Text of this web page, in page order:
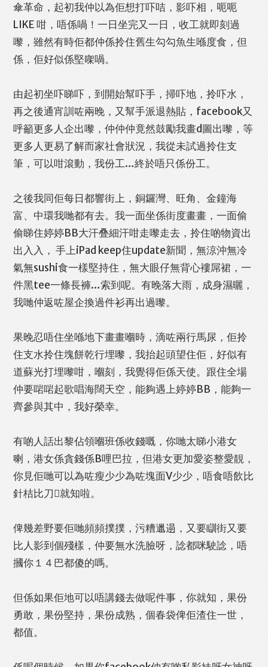
WhatsApp Email Print
傘革命，起初我仲以為佢想打吓咭，影吓相，呃呃
LIKE 咁，唔係喎！一日坐完又一日，收工就即刻過
嚟，雖然有時佢都仲係拎住舊生勾勾魚生喺度食，但
係，佢好似係堅㗎喎。
由起初坐吓睇吓，到開始幫吓手，掃吓地，拎吓水，
再之後通宵訓咗兩晚，又幫手派退熱貼，facebook又
呼籲更多人企出嚟，仲仲仲竟然鼓勵我畫d圖出嚟，等
更多人更易了解而家社會狀況，我從未試過拎住支
筆，可以咁滾動，我份工…終於唔只係份工。
之後我同佢每日都響街上，銅鑼灣、旺角、金鐘海
富、中環我哋都有去。我一面坐係街度畫畫，一面偷
偷睇住婷婷BB大汗叠細汗咁走嚟走去，拎住啲物資出
出入入， 手上iPad keep住update新聞，無涼沖無冷
氣無sushi食一樣堅持住，無大眼仔無背心褸屌裙，一
件黑tee一條長褲…索到呢。有晚落大雨，成身濕曬，
我哋仲返咗屋企換過件衫再出過嚟。
果晚忍唔住坐喺地下畫畫嗰時，滴咗兩行馬尿，佢拎
住支水拎住塊餅乾行埋嚟，我抬起頭望住佢，好似有
道蘇光打埋嚟咁，嗰刻，我覺得佢係天使。跟住全場
仲要啱啱起歌唱海闊天空，能夠遇上婷婷BB，能夠一
齊參與其中，我好榮幸。
有啲人話出黎佔領嗰班係收錢嘅，你哋太睇小港女
喇，港女係貪錢係B哩巴拉，但港女更加愛姿整愛靚，
你見佢哋可以為咗瘦少少為咗塊面V少少，唔食唔飲比
針桔比刀就知啦。
俾幾差野要佢哋頻頻撲撲，污糟邋遢，又要瞓街又要
比人影到個殘樣，仲要無水洗臉呀，諗都咪駛諗，唔
摑你１４巴都傻的嗎。
但係如果佢地可以唔講錢去做呢件事，你就知，果份
勇敢，果份堅持，果份成熟，個春袋俾佢渣住一世，
都值。